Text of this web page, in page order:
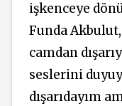
işkenceye
Funda
camdan
seslerini
dışarıdayım